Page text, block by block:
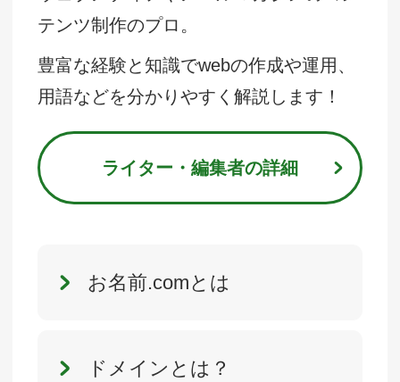
テンツ制作のプロ。
豊富な経験と知識でwebの作成や運用、
用語などを分かりやすく解説します！
ライター・編集者の詳細
お名前.comとは
ドメインとは？